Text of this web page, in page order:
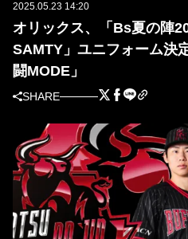
2025.05.23 14:20
オリックス、「Bs夏の陣
SAMTY」ユニフォーム決
闘MODE」
SHARE